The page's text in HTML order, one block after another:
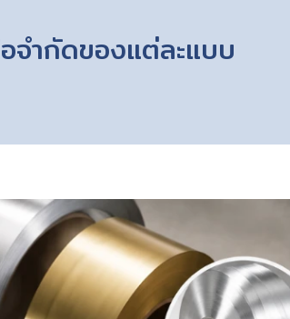
จำกัดของแต่ละแบบ